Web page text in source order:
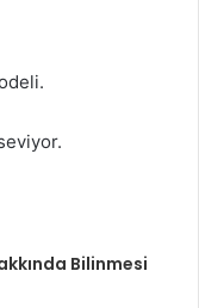
Bilinmesi